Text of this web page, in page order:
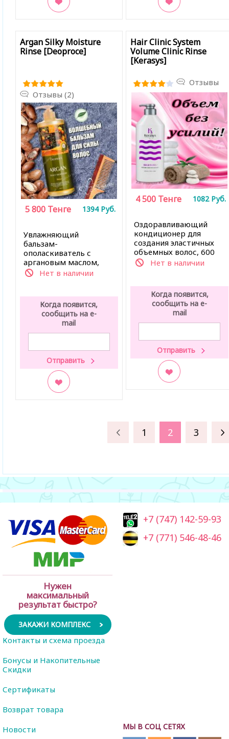
Argan Silky Moisture
Rinse [Deoproce]
Отзывы (2)
Увлажняющий
бальзам-
ополаскиватель с
аргановым маслом,
1000 млНет в наличии
5 800 Тенге 1394 Руб.
Когда появится,
сообщить на e-
mail
Hair Clinic System
Volume Clinic Rinse
[Kerasys]
Отзывы
Оздоравливающий
кондиционер для
создания эластичных
объемных волос, 600
мл
Нет в наличии
4 500 Тенге 1082 Руб.
Когда появится,
сообщить на e-
mail
1 2 3
Нужен
максимальный
результат быстро?
ЗАКАЖИ КОМПЛЕКС
+7 (747) 142-59-93
+7 (771) 546-48-46
МЫ В СОЦ СЕТЯХ
Контакты и схема проезда
Бонусы и Накопительные
Скидки
Сертификаты
Возврат товара
Новости